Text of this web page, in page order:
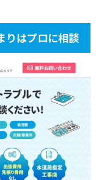
りはプロに相談